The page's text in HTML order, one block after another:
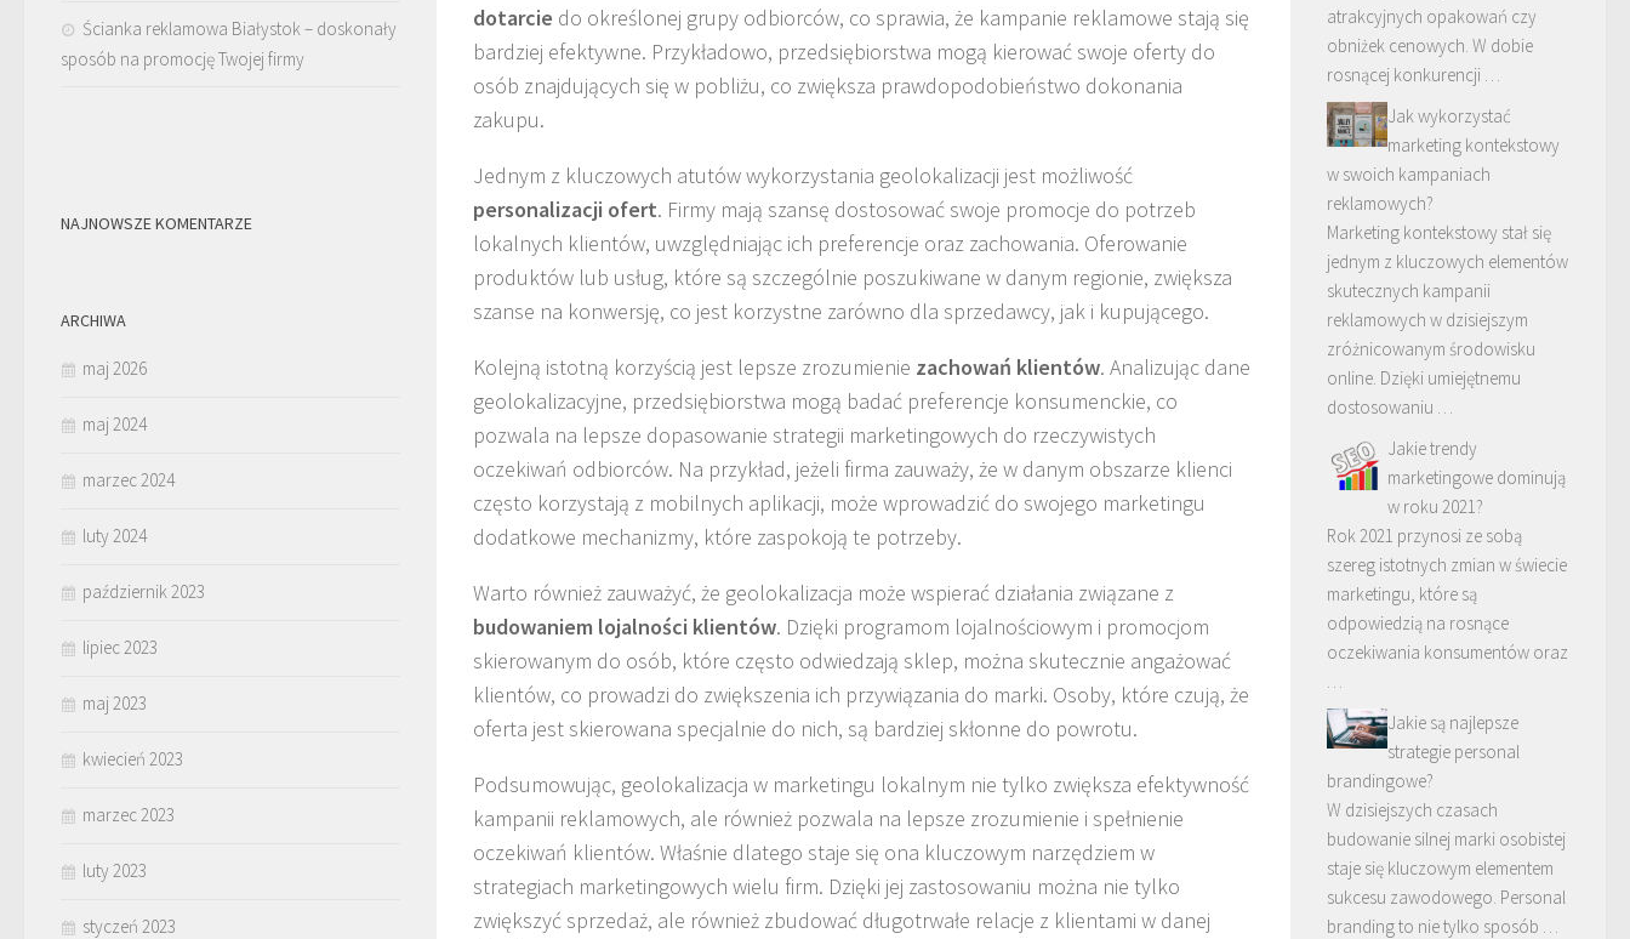
dotarcie do określonej grupy odbiorców, co sprawia, że kampanie reklamowe stają się
bardziej efektywne. Przykładowo, przedsiębiorstwa mogą kierować swoje oferty do
osób znajdujących się w pobliżu, co zwiększa prawdopodobieństwo dokonania
zakupu.
Jednym z kluczowych atutów wykorzystania geolokalizacji jest możliwość
personalizacji ofert. Firmy mają szansę dostosować swoje promocje do potrzeb
lokalnych klientów, uwzględniając ich preferencje oraz zachowania. Oferowanie
produktów lub usług, które są szczególnie poszukiwane w danym regionie, zwiększa
szanse na konwersję, co jest korzystne zarówno dla sprzedawcy, jak i kupującego.
Kolejną istotną korzyścią jest lepsze zrozumienie zachowań klientów. Analizując dane
geolokalizacyjne, przedsiębiorstwa mogą badać preferencje konsumenckie, co
pozwala na lepsze dopasowanie strategii marketingowych do rzeczywistych
oczekiwań odbiorców. Na przykład, jeżeli firma zauważy, że w danym obszarze klienci
często korzystają z mobilnych aplikacji, może wprowadzić do swojego marketingu
dodatkowe mechanizmy, które zaspokoją te potrzeby.
Warto również zauważyć, że geolokalizacja może wspierać działania związane z
budowaniem lojalności klientów. Dzięki programom lojalnościowym i promocjom
skierowanym do osób, które często odwiedzają sklep, można skutecznie angażować
klientów, co prowadzi do zwiększenia ich przywiązania do marki. Osoby, które czują, że
oferta jest skierowana specjalnie do nich, są bardziej skłonne do powrotu.
Podsumowując, geolokalizacja w marketingu lokalnym nie tylko zwiększa efektywność
kampanii reklamowych, ale również pozwala na lepsze zrozumienie i spełnienie
oczekiwań klientów. Właśnie dlatego staje się ona kluczowym narzędziem w
strategiach marketingowych wielu firm. Dzięki jej zastosowaniu można nie tylko
zwiększyć sprzedaż, ale również zbudować długotrwałe relacje z klientami w danej
Ścianka reklamowa Białystok – doskonały
sposób na promocję Twojej firmy
NAJNOWSZE KOMENTARZE
ARCHIWA
maj 2026
maj 2024
marzec 2024
luty 2024
październik 2023
lipiec 2023
maj 2023
kwiecień 2023
marzec 2023
luty 2023
styczeń 2023
atrakcyjnych opakowań czy
obniżek cenowych. W dobie
rosnącej konkurencji …
Jak wykorzystać
marketing kontekstowy
w swoich kampaniach
reklamowych?
Marketing kontekstowy stał się
jednym z kluczowych elementów
skutecznych kampanii
reklamowych w dzisiejszym
zróżnicowanym środowisku
online. Dzięki umiejętnemu
dostosowaniu …
Jakie trendy
marketingowe dominują
w roku 2021?
Rok 2021 przynosi ze sobą
szereg istotnych zmian w świecie
marketingu, które są
odpowiedzią na rosnące
oczekiwania konsumentów oraz
…
Jakie są najlepsze
strategie personal
brandingowe?
W dzisiejszych czasach
budowanie silnej marki osobistej
staje się kluczowym elementem
sukcesu zawodowego. Personal
branding to nie tylko sposób …